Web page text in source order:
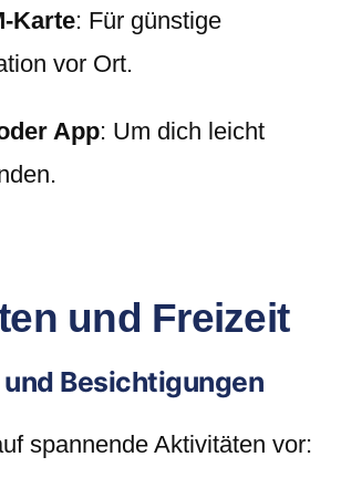
Karte: Für günstige
vor Ort.
App: Um dich leicht
und Freizeit
und Besichtigungen
spannende Aktivitäten vor: